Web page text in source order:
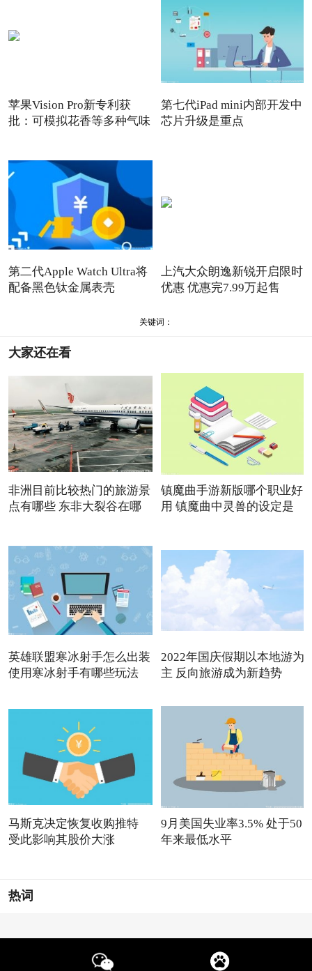
苹果Vision Pro新专利获
批：可模拟花香等多种气味
第七代iPad mini内部开发中
芯片升级是重点
第二代Apple Watch Ultra将
配备黑色钛金属表壳
上汽大众朗逸新锐开启限时
优惠 优惠完7.99万起售
关键词：
大家还在看
非洲目前比较热门的旅游景
点有哪些 东非大裂谷在哪
镇魔曲手游新版哪个职业好
用 镇魔曲中灵兽的设定是
英雄联盟寒冰射手怎么出装
使用寒冰射手有哪些玩法
2022年国庆假期以本地游为
主 反向旅游成为新趋势
马斯克决定恢复收购推特
受此影响其股价大涨
9月美国失业率3.5% 处于50
年来最低水平
热词